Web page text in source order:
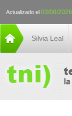
Actualizado el 03/08/2026
Silvia Leal